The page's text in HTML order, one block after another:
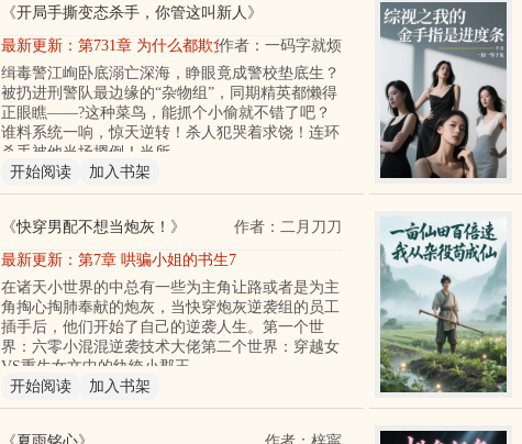
《开局手撕变态杀手，你管这叫新人 》
作者：一码字就烦
最新更新： 第731章 为什么都欺负我！
缉毒警江峋卧底溺亡深海，睁眼竟成警校垫底生？
被扔进刑警队最边缘的“杂物组”，同期精英都懒得
正眼瞧——?这种菜鸟，能抓个小偷就不错了吧？
谁料系统一响，惊天逆转！杀人犯哭着求饶！连环
杀手被他当场摁倒！当所
开始阅读
加入书架
《快穿男配不想当炮灰！ 》
作者：二月刀刀
最新更新： 第7章 哄骗小姐的书生7
在诸天小世界的中总有一些为主角让路或者是为主
角掏心掏肺奉献的炮灰，当快穿炮灰逆袭组的员工
插手后，他们开始了自己的逆袭人生。第一个世
界：六零小混混逆袭技术大佬第二个世界：穿越女
VS重生女文中的纨绔小郡王
开始阅读
加入书架